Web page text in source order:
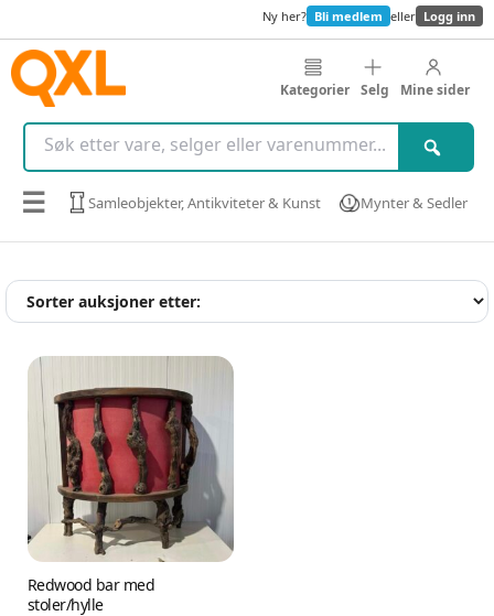
Ny her? Bli medlem eller Logg inn
Kategorier Selg Mine sider
☰ Samleobjekter, Antikviteter & Kunst Mynter & Sedler
Redwood bar med
stoler/hylle